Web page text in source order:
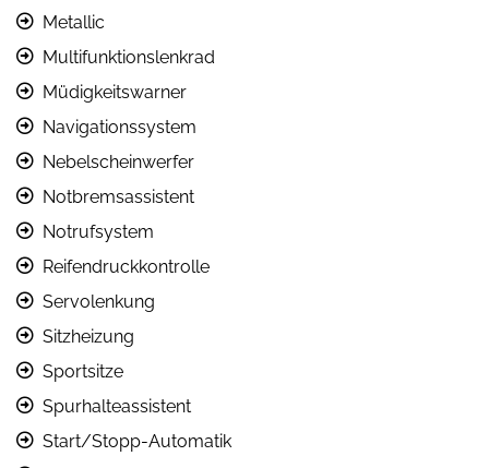
Metallic
Multifunktionslenkrad
Müdigkeitswarner
Navigationssystem
Nebelscheinwerfer
Notbremsassistent
Notrufsystem
Reifendruckkontrolle
Servolenkung
Sitzheizung
Sportsitze
Spurhalteassistent
Start/Stopp-Automatik